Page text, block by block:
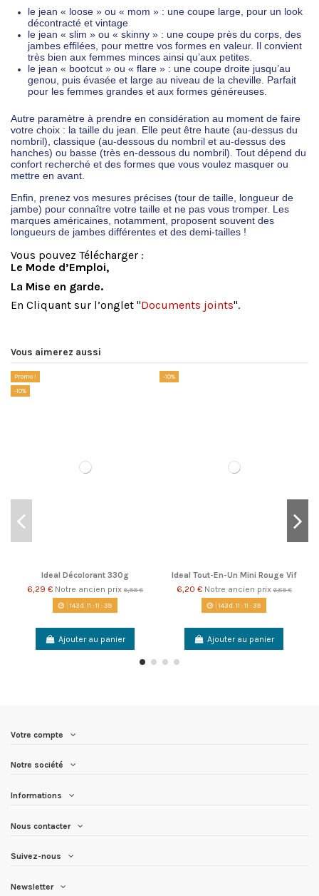
le jean « loose » ou « mom » : une coupe large, pour un look
décontracté et vintage
le jean « slim » ou « skinny » : une coupe près du corps, des
jambes effilées, pour mettre vos formes en valeur. Il convient
très bien aux femmes minces ainsi qu’aux petites.
le jean « bootcut » ou « flare » : une coupe droite jusqu’au
genou, puis évasée et large au niveau de la cheville. Parfait
pour les femmes grandes et aux formes généreuses.
Autre paramètre à prendre en considération au moment de faire
votre choix : la taille du jean. Elle peut être haute (au-dessus du
nombril), classique (au-dessous du nombril et au-dessus des
hanches) ou basse (très en-dessous du nombril). Tout dépend du
confort recherché et des formes que vous voulez masquer ou
mettre en avant.
Enfin, prenez vos mesures précises (tour de taille, longueur de
jambe) pour connaître votre taille et ne pas vous tromper. Les
marques américaines, notamment, proposent souvent des
longueurs de jambes différentes et des demi-tailles !
Vous pouvez Télécharger :
Le Mode d’Emploi,
La Mise en garde.
En Cliquant sur l’onglet "Documents joints".
Vous aimerez aussi
Promo !
-10%
Ideal Décolorant 330g
6,29 € Notre ancien prix 6,99 €
143d. 11 :11 :39
Ajouter au panier
-10%
Ideal Tout-En-Un Mini Rouge Vif
6,20 € Notre ancien prix6,89 €
143d. 11 :11 :39
Ajouter au panier
Votre compte
Notre société
Informations
Nous contacter
Suivez-nous
Newsletter